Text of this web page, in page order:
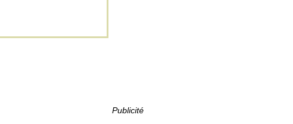
Publicité